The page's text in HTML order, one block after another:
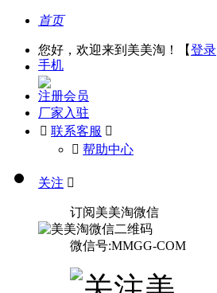
首页
您好，欢迎来到美美淘！【登录
手机
注册会员
厂家入驻
 联系客服 
󰅃 帮助中心
关注 
订阅美美淘微信
微信号:MMGG-COM